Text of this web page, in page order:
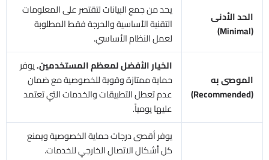
الحد الأدنى
(Minimal)
يحد من جمع البيانات لتقتصر على المعلومات
التقنية الأساسية والحرجة فقط المطلوبة
لعمل النظام الأساسي.
الموصى به
(Recommended)
الخيار الأفضل لمعظم المستخدمين.يوفر
حماية ممتازة وقوية للخصوصية مع ضمان
عدم تعطل التطبيقات والخدمات التي تعتمد
عليها يومياً.
يوفر أقصى درجات حماية الخصوصية ويمنع
كل أشكال الاتصال الخارجي للخدمات.